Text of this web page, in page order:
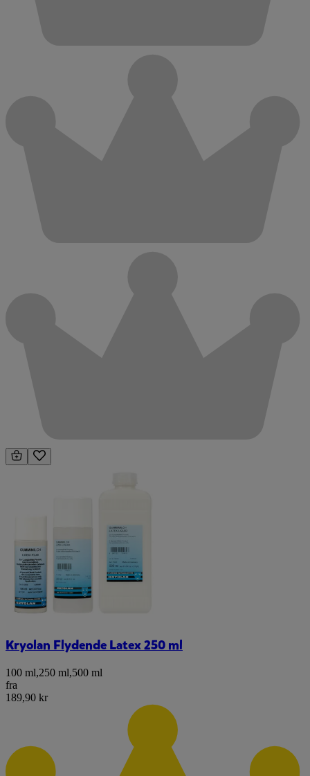
Kryolan Flydende Latex 250 ml
100 ml,250 ml,500 ml
fra
189,90 kr